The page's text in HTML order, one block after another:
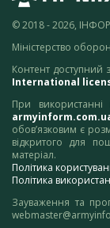
© 2018 - 2026,
Міністерство
Контент доступний
International
При
обов’язковим є
відкритого для
матеріал.
Політика
Політика
Зауваження та